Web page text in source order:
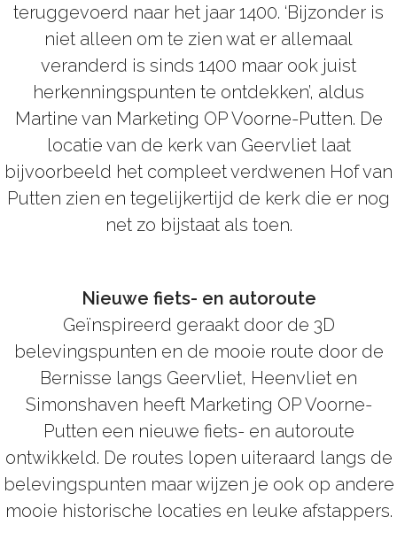
teruggevoerd naar het jaar 1400. ‘Bijzonder is
niet alleen om te zien wat er allemaal
veranderd is sinds 1400 maar ook juist
herkenningspunten te ontdekken’, aldus
Martine van Marketing OP Voorne-Putten. De
locatie van de kerk van Geervliet laat
bijvoorbeeld het compleet verdwenen Hof van
Putten zien en tegelijkertijd de kerk die er nog
net zo bijstaat als toen.
Nieuwe fiets- en autoroute
Geïnspireerd geraakt door de 3D
belevingspunten en de mooie route door de
Bernisse langs Geervliet, Heenvliet en
Simonshaven heeft Marketing OP Voorne-
Putten een nieuwe fiets- en autoroute
ontwikkeld. De routes lopen uiteraard langs de
belevingspunten maar wijzen je ook op andere
mooie historische locaties en leuke afstappers.